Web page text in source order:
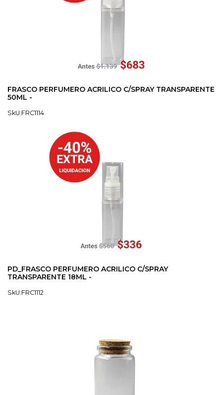
FRASCO PERFUMERO ACRILICO C/SPRAY TRANSPARENTE
50ML -
SkU:FRC1114
PD_FRASCO PERFUMERO ACRILICO C/SPRAY
TRANSPARENTE 18ML -
SkU:FRC1112